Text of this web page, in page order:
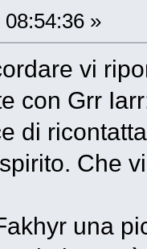
»
vi
con Grr
di
Che
una